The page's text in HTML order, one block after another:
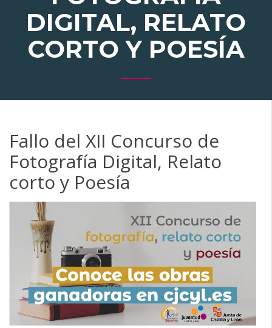
DIGITAL, RELATO
CORTO Y POESÍA
Fallo del XII Concurso de
Fotografía Digital, Relato
corto y Poesía